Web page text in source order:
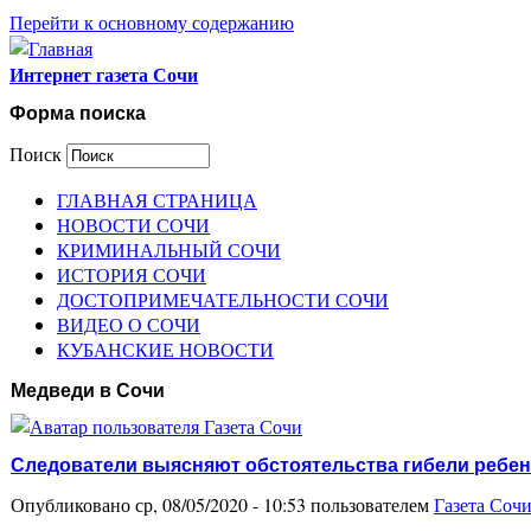
Перейти к основному содержанию
Интернет газета Сочи
Форма поиска
Поиск
ГЛАВНАЯ СТРАНИЦА
НОВОСТИ СОЧИ
КРИМИНАЛЬНЫЙ СОЧИ
ИСТОРИЯ СОЧИ
ДОСТОПРИМЕЧАТЕЛЬНОСТИ СОЧИ
ВИДЕО О СОЧИ
КУБАНСКИЕ НОВОСТИ
Медведи в Сочи
Следователи выясняют обстоятельства гибели
Опубликовано ср, 08/05/2020 - 10:53 пользователемГазета Сочи